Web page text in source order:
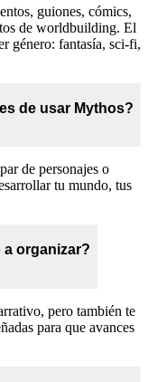
guiones, cómics,
de worldbuilding. El
género: fantasía, sci-fi,
de usar Mythos?
de personajes o
tu mundo, tus
organizar?
pero también te
para que avances